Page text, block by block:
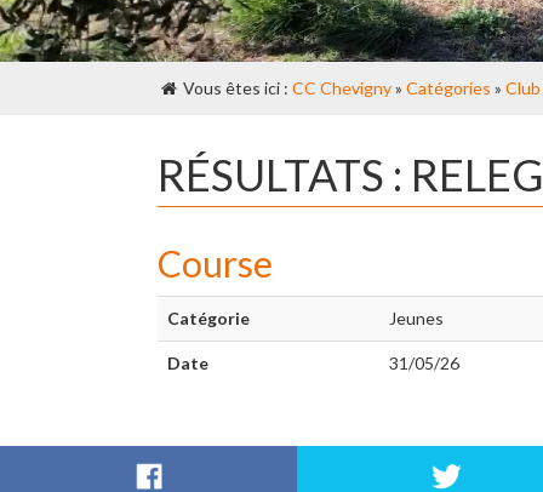
Vous êtes ici : CC Chevigny» Catégories » Club
RÉSULTATS :
Course
Catégorie Jeunes
Date 31/05/26